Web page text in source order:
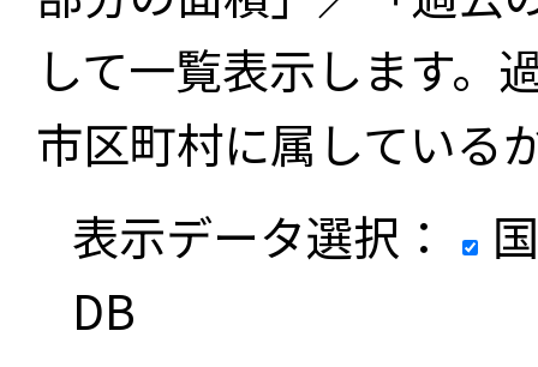
して一覧表示します。
市区町村に属している
表示データ選択：
DB